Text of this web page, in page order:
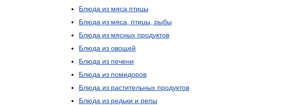
Блюда из мяса птицы
Блюда из мяса птицы
рыбы
Блюда из мясных продуктов
Блюда из овощей
Блюда из печени
Блюда из помидоров
Блюда из растительных продуктов
Блюда из редьки и репы